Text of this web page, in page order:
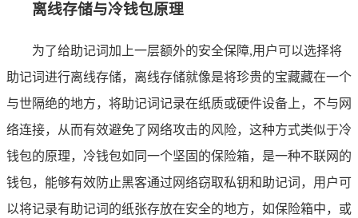
离线存储与冷钱包原理
为了给助记词加上一层额外的安全保障,用户可以选择将
助记词进行离线存储，离线存储就像是将珍贵的宝藏藏在一个
与世隔绝的地方，将助记词记录在纸质或硬件设备上，不与网
络连接，从而有效避免了网络攻击的风险，这种方式类似于冷
钱包的原理，冷钱包如同一个坚固的保险箱，是一种不联网的
钱包，能够有效防止黑客通过网络窃取私钥和助记词，用户可
以将记录有助记词的纸张存放在安全的地方，如保险箱中，或